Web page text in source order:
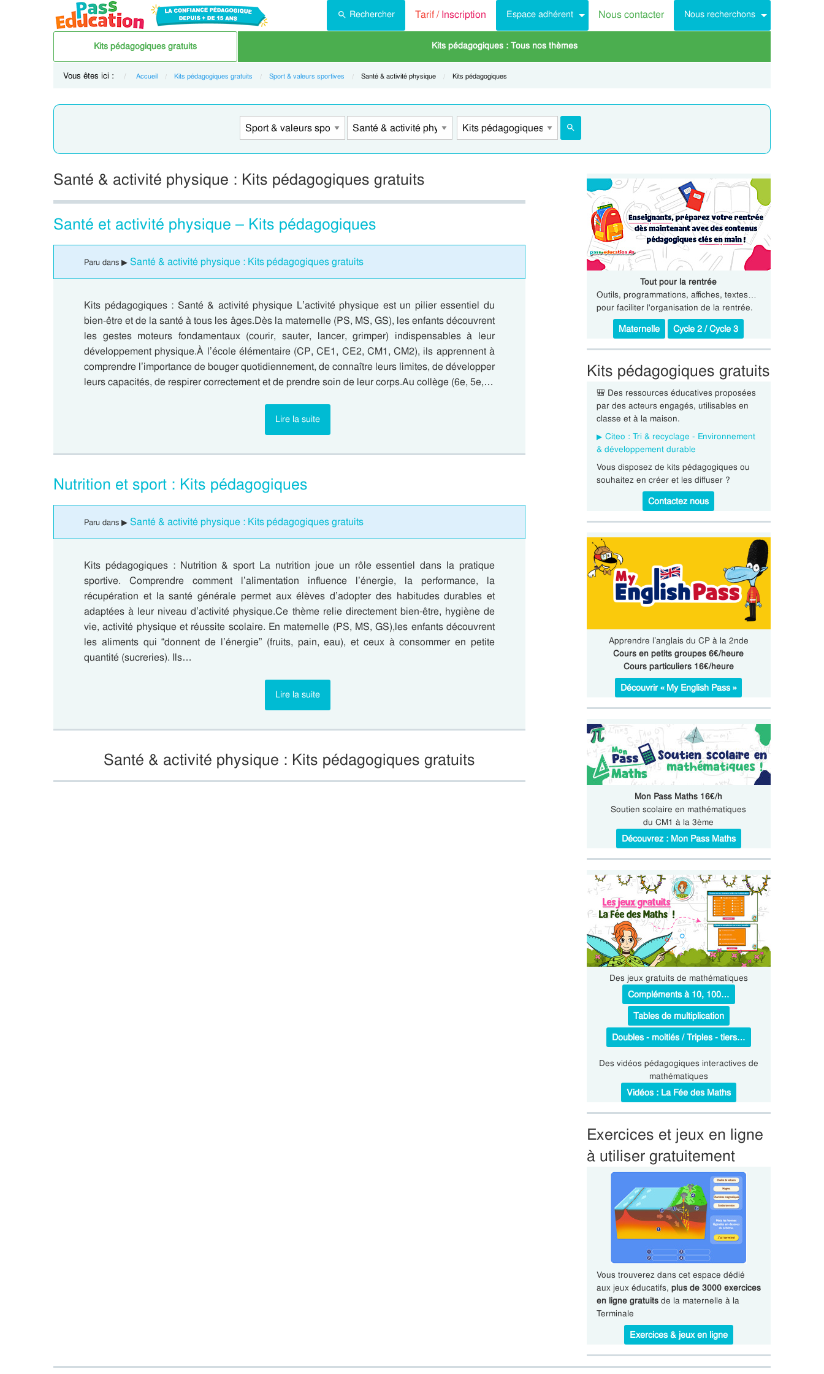
Rechercher Tarif /Inscription Espace adhérent Nous contacter Nous recherchons
Kits pédagogiques gratuits Kits pédagogiques : Tous nos thèmes
Vous êtes ici : Accueil Kits pédagogiques gratuits Sport & valeurs sportives Current:
Santé & activité physique Current:
Kits pédagogiques
Santé & activité physique : Kits pédagogiques gratuits
Santé et activité physique – Kits pédagogiques
Paru dans ▶ Santé & activité physique : Kits pédagogiques gratuits
Kits pédagogiques : Santé & activité physique L’activité physique est un pilier essentiel du
bien-être et de la santé à tous les âges.Dès la maternelle (PS, MS, GS), les enfants découvrent
les gestes moteurs fondamentaux (courir, sauter, lancer, grimper) indispensables à leur
développement physique.À l’école élémentaire (CP, CE1, CE2, CM1, CM2), ils apprennent à
comprendre l’importance de bouger quotidiennement, de connaître leurs limites, de développer
leurs capacités, de respirer correctement et de prendre soin de leur corps.Au collège (6e, 5e,…
Lire la suite
Nutrition et sport : Kits pédagogiques
Paru dans ▶ Santé & activité physique : Kits pédagogiques gratuits
Kits pédagogiques : Nutrition & sport La nutrition joue un rôle essentiel dans la pratique
sportive. Comprendre comment l’alimentation influence l’énergie, la performance, la
récupération et la santé générale permet aux élèves d’adopter des habitudes durables et
adaptées à leur niveau d’activité physique.Ce thème relie directement bien-être, hygiène de
vie, activité physique et réussite scolaire. En maternelle (PS, MS, GS),les enfants découvrent
les aliments qui “donnent de l’énergie” (fruits, pain, eau), et ceux à consommer en petite
quantité (sucreries). Ils…
Lire la suite
Santé & activité physique : Kits pédagogiques gratuits
Tout pour la rentrée
Outils, programmations, affiches, textes…
pour faciliter l'organisation de la rentrée.
Maternelle
Cycle 2 / Cycle 3
Kits pédagogiques gratuits
🎒 Des ressources éducatives proposées
par des acteurs engagés, utilisables en
classe et à la maison.
Citeo : Tri & recyclage - Environnement
& développement durable
Vous disposez de kits pédagogiques ou
souhaitez en créer et les diffuser ?
Contactez nous
Apprendre l’anglais du CP à la 2nde
Cours en petits groupes 6€/heure
Cours particuliers 16€/heure
Découvrir « My English Pass »
Mon Pass Maths 16€/h
Soutien scolaire en mathématiques
du CM1 à la 3ème
Découvrez : Mon Pass Maths
Des jeux gratuits de mathématiques
Compléments à 10, 100…
Tables de multiplication
Doubles - moitiés / Triples - tiers…
Des vidéos pédagogiques interactives de
mathématiques
Vidéos : La Fée des Maths
Exercices et jeux en ligne
à utiliser gratuitement
Vous trouverez dans cet espace dédié
aux jeux éducatifs, plus de 3000 exercices
en ligne gratuitsde la maternelle à la
Terminale
Exercices & jeux en ligne